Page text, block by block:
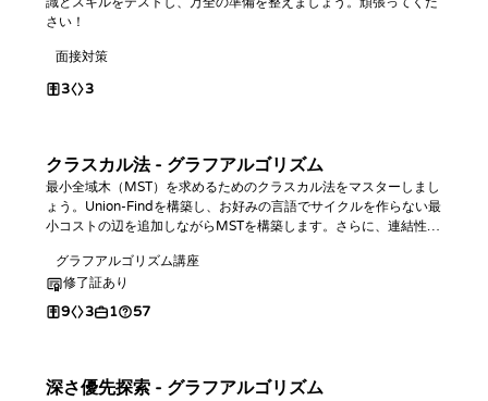
さい！
面接対策
3 3
クラスカル法 - グラフアルゴリズム
最小全域木（MST）を求めるためのクラスカル法をマスターしまし
ょう。Union-Findを構築し、お好みの言語でサイクルを作らない最
小コストの辺を追加しながらMSTを構築します。さらに、連結性や
グラフアルゴリズム講座
修了証あり
9 3 1 57
深さ優先探索 - グラフアルゴリズム